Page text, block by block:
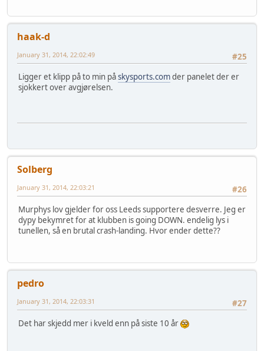
haak-d
#25
January 31, 2014, 22:02:49
Ligger et klipp på to min påskysports.comder panelet der er
sjokkert over avgjørelsen.
Solberg
#26
January 31, 2014, 22:03:21
Murphys lov gjelder for oss Leeds supportere desverre. Jeg er
dypy bekymret for at klubben is going DOWN. endelig lys i
tunellen, så en brutal crash-landing. Hvor ender dette??
pedro
#27
January 31, 2014, 22:03:31
Det har skjedd mer i kveld enn på siste 10 år